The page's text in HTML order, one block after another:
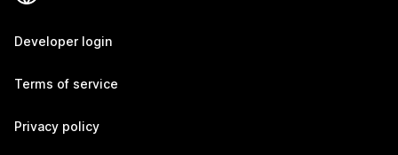
Developer login
Terms of service
Privacy policy